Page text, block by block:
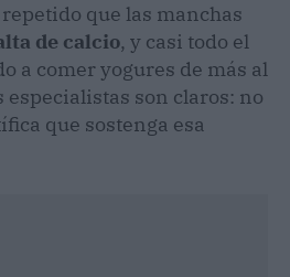
que las manchas
de calcio, y casi todo el
a comer yogures de más al
especialistas son claros: no
que sostenga esa